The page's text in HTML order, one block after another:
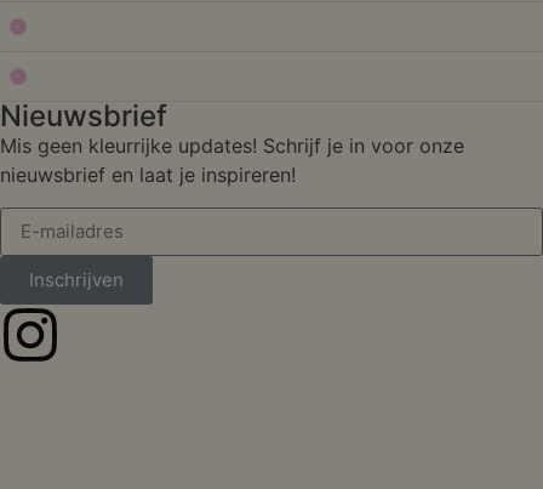
Nieuwsbrief
Mis geen kleurrijke updates! Schrijf je in voor onze
nieuwsbrief en laat je inspireren!
Inschrijven